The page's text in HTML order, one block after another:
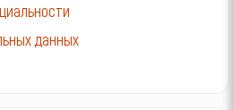
данных